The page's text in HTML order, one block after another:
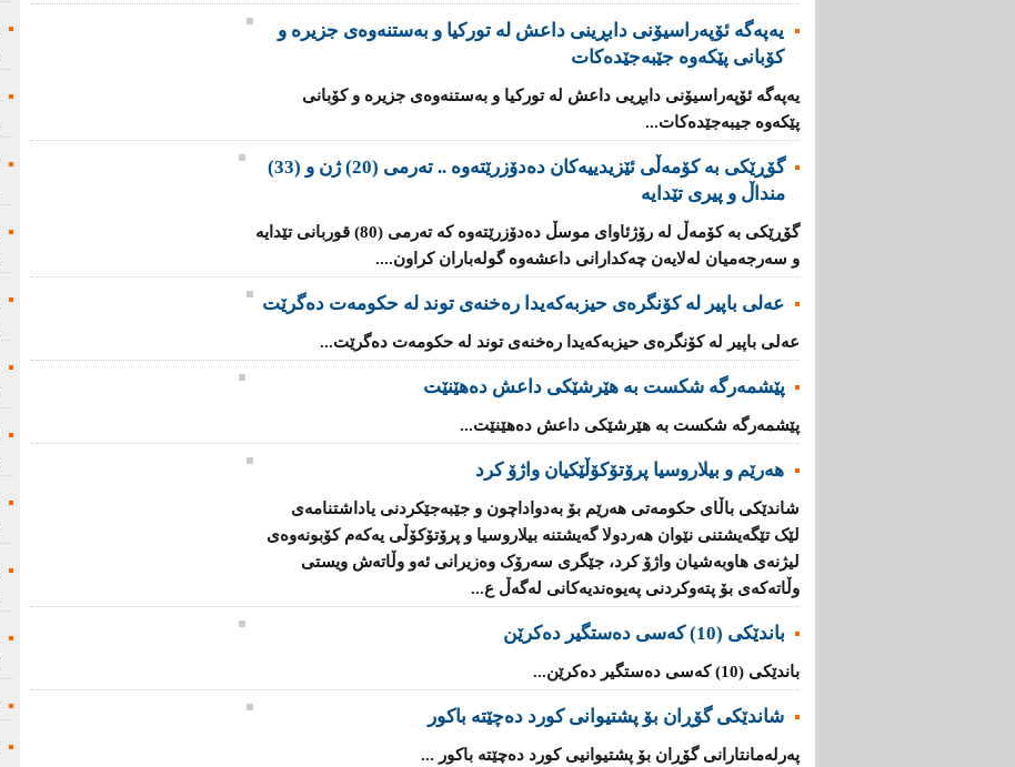
یەپەگە ئۆپەراسیۆنی دابڕینی داعش لە تورکیا و بەستنەوەی جزیرە و
کۆبانی پێکەوە جێبەجێدەکات
یەپەگە ئۆپەراسیۆنی دابڕیی داعش لە تورکیا و بەستنەوەی جزیرە و کۆبانی
پێکەوە جیبەجێدەکات...
گۆڕێکی بە کۆمەڵی ئێزیدییەکان دەدۆزرێتەوە .. تەرمی (20) ژن و (33)
منداڵ و پیری تێدایە
گۆڕێکی بە کۆمەڵ لە رۆژئاوای موسڵ دەدۆزرێتەوە کە تەرمی (80) قوربانی تێدایە
و سەرجەمیان لەلایەن چەکدارانی داعشەوە گولەباران کراون....
عەلی باپیر لە کۆنگرەی حیزبەکەیدا رەخنەی توند لە حکومەت دەگرێت
عەلی باپیر لە کۆنگرەی حیزبەکەیدا رەخنەی توند لە حکومەت دەگرێت...
پێشمەرگە شكست بە هێرشێكی داعش دەهێنێت
پێشمەرگە شكست بە هێرشێكی داعش دەهێنێت...
هەرێم و بیلاروسیا پرۆتۆکۆڵێکیان واژۆ کرد
شاندێکى باڵاى حکومەتى هەرێم بۆ بەدواداچون و جێبەجێکردنی یاداشتنامەى
لێک تێگەیشتنى نێوان هەردولا گەیشتنە بیلاروسیا و پرۆتۆکۆڵی یەکەم کۆبونەوەی
لیژنەی هاوبەشیان واژۆ کرد، جێگرى سەرۆک وەزیرانى ئەو وڵاتەش ویستى
وڵاتەکەى بۆ پتەوکردنى پەیوەندیەکانى لەگەڵ ع...
باندێکی (10) کەسى دەستگیر دەکرێن
باندێکی (10) کەسى دەستگیر دەکرێن...
شاندێکى گۆڕان بۆ پشتیوانی کورد دەچێتە باکور
پەرلەمانتارانی گۆڕان بۆ پشتیوانیی کورد دەچێتە باکور ...